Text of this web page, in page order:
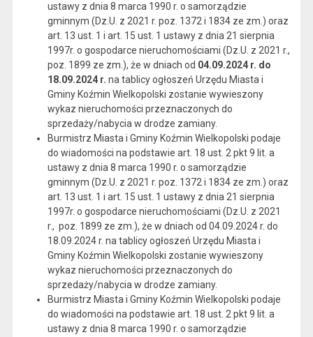
ustawy z dnia 8 marca 1990 r. o samorządzie
gminnym (Dz.U. z 2021 r. poz. 1372 i 1834 ze zm.) oraz
art. 13 ust. 1 i art. 15 ust. 1 ustawy z dnia 21 sierpnia
1997r. o gospodarce nieruchomościami (Dz.U. z 2021 r.,
poz. 1899 ze zm.), że w dniach od 04.09.2024 r. do
18.09.2024 r. na tablicy ogłoszeń Urzędu Miasta i
Gminy Koźmin Wielkopolski zostanie wywieszony
wykaz nieruchomości przeznaczonych do
sprzedaży/nabycia w drodze zamiany.
Burmistrz Miasta i Gminy Koźmin Wielkopolski podaje
do wiadomości na podstawie art. 18 ust. 2 pkt 9 lit. a
ustawy z dnia 8 marca 1990 r. o samorządzie
gminnym (Dz.U. z 2021 r. poz. 1372 i 1834 ze zm.) oraz
art. 13 ust. 1 i art. 15 ust. 1 ustawy z dnia 21 sierpnia
1997r. o gospodarce nieruchomościami (Dz.U. z 2021
r., poz. 1899 ze zm.), że w dniach od 04.09.2024 r. do
18.09.2024 r. na tablicy ogłoszeń Urzędu Miasta i
Gminy Koźmin Wielkopolski zostanie wywieszony
wykaz nieruchomości przeznaczonych do
sprzedaży/nabycia w drodze zamiany.
Burmistrz Miasta i Gminy Koźmin Wielkopolski podaje
do wiadomości na podstawie art. 18 ust. 2 pkt 9 lit. a
ustawy z dnia 8 marca 1990 r. o samorządzie